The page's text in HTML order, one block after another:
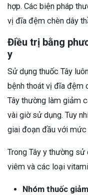
hợp. Các biện pháp
vị đĩa đệm chèn dây
Điều trị bằng
y
Sử dụng thuốc Tây
bệnh thoát vị đĩa đệm
Tây thường làm giảm
vài giờ sử dụng. Tuy
giai đoạn đầu với mức
Trong Tây y thường
viêm và các loại
Nhóm thuốc